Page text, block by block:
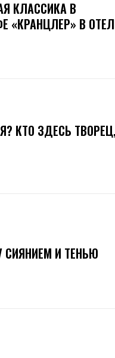
КЛАССИКА В
«КРАНЦЛЕР» В
КТО ЗДЕСЬ
И ТЕНЬЮ